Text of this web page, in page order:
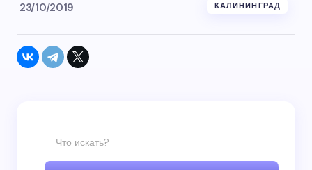
23/10/2019 КАЛИНИНГРАД